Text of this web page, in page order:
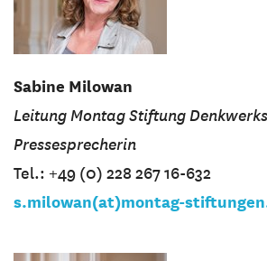
Sabine Milowan
Leitung Montag Stiftung
Pressesprecherin
Tel.: +49 (0) 228 267 16-632
s.milowan(at)montag-